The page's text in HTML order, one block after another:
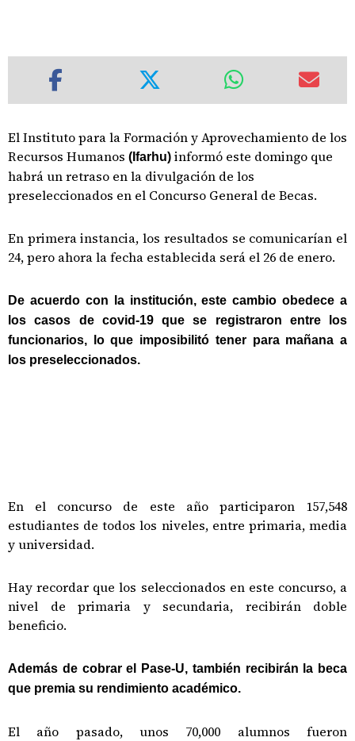
El Instituto para la Formación y Aprovechamiento de los
Recursos Humanos (Ifarhu) informó este domingo que
habrá un retraso en la divulgación de los
preseleccionados en el Concurso General de Becas.
En primera instancia, los resultados se comunicarían el
24, pero ahora la fecha establecida será el 26 de enero.
De acuerdo con la institución, este cambio obedece a
los casos de covid-19 que se registraron entre los
funcionarios, lo que imposibilitó tener para mañana a
los preseleccionados.
En el concurso de este año participaron 157,548
estudiantes de todos los niveles, entre primaria, media
y universidad.
Hay recordar que los seleccionados en este concurso, a
nivel de primaria y secundaria, recibirán doble
beneficio.
Además de cobrar el Pase-U, también recibirán la beca
que premia su rendimiento académico.
El año pasado, unos 70,000 alumnos fueron